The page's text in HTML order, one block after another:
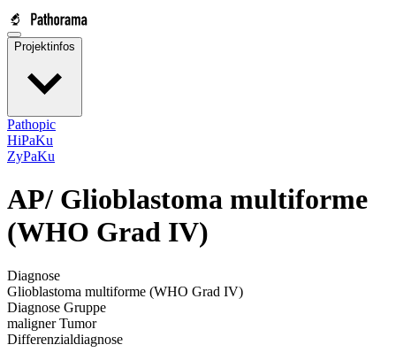
Projektinfos
Pathopic
HiPaKu
ZyPaKu
AP/ Glioblastoma multiforme
(WHO Grad IV)
Diagnose
Glioblastoma multiforme (WHO Grad IV)
Diagnose Gruppe
maligner Tumor
Differenzialdiagnose